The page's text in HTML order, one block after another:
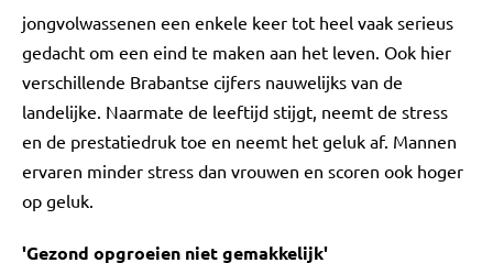
jongvolwassenen een enkele keer tot heel vaak serieus
gedacht om een eind te maken aan het leven. Ook hier
verschillende Brabantse cijfers nauwelijks van de
landelijke. Naarmate de leeftijd stijgt, neemt de stress
en de prestatiedruk toe en neemt het geluk af. Mannen
ervaren minder stress dan vrouwen en scoren ook hoger
op geluk.
'Gezond opgroeien niet gemakkelijk'